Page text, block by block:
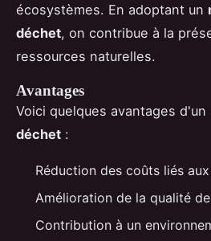
écosystèmes. En adoptant un
déchet, on contribue à la
ressources naturelles.
Avantages
Voici quelques avantages d'un
déchet :
Réduction des coûts liés
Amélioration de la qualité
Contribution à un